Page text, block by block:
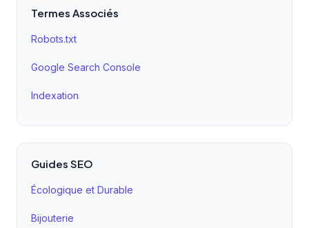
n'apparaîtra pas dans le fichier XML.
Termes Associés
Robots.txt
Google Search Console
Indexation
Guides SEO
Écologique et Durable
Bijouterie